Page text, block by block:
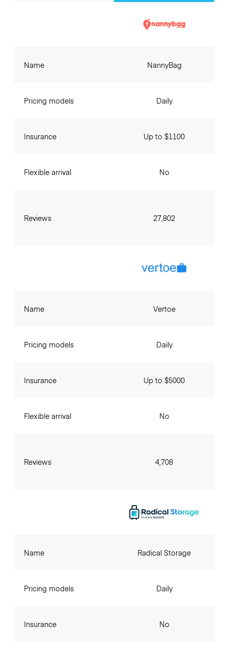
Name
Pricing models
Insurance
Flexible arrival
Reviews
NannyBag
Daily
Up to $1100
No
27,802
Name
Pricing models
Insurance
Flexible arrival
Reviews
Vertoe
Daily
Up to $5000
No
4,708
Name
Pricing models
Insurance
Radical Storage
Daily
No